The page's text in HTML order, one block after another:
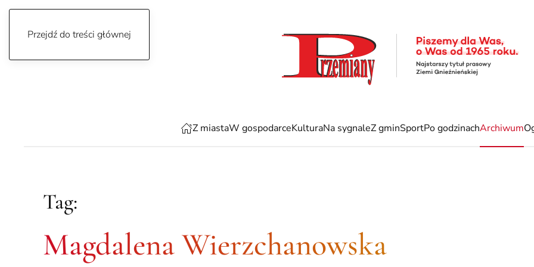
Przejdź do treści głównej
Z miastaW gospodarceKulturaNa sygnaleZ gminSportPo godzinachArchiwum
Tag:
Magdalena Wierzchanowska